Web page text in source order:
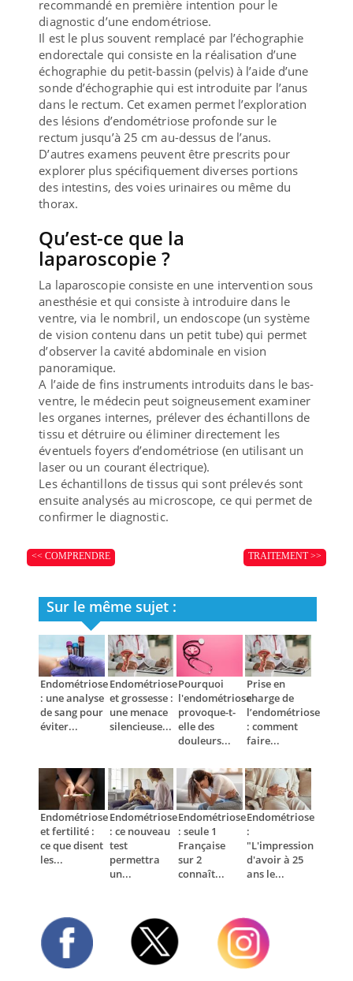
recommandé en première intention pour le
diagnostic d’une endométriose.
Il est le plus souvent remplacé par l’échographie
endorectale qui consiste en la réalisation d’une
échographie du petit-bassin (pelvis) à l’aide d’une
sonde d’échographie qui est introduite par l’anus
dans le rectum. Cet examen permet l’exploration
des lésions d’endométriose profonde sur le
rectum jusqu’à 25 cm au-dessus de l’anus.
D’autres examens peuvent être prescrits pour
explorer plus spécifiquement diverses portions
des intestins, des voies urinaires ou même du
thorax.
Qu’est-ce que la
laparoscopie ?
La laparoscopie consiste en une intervention sous
anesthésie et qui consiste à introduire dans le
ventre, via le nombril, un endoscope (un système
de vision contenu dans un petit tube) qui permet
d’observer la cavité abdominale en vision
panoramique.
A l’aide de fins instruments introduits dans le bas-
ventre, le médecin peut soigneusement examiner
les organes internes, prélever des échantillons de
tissu et détruire ou éliminer directement les
éventuels foyers d’endométriose (en utilisant un
laser ou un courant électrique).
Les échantillons de tissus qui sont prélevés sont
ensuite analysés au microscope, ce qui permet de
confirmer le diagnostic.
<< COMPRENDRE TRAITEMENT >>
Sur le même sujet :
Endométriose
: une analyse
de sang pour
éviter...
Endométriose
et grossesse :
une menace
silencieuse...
Pourquoi
l'endométriose
provoque-t-
elle des
douleurs...
Prise en
charge de
l’endométriose
: comment
faire...
Endométriose
et fertilité :
ce que disent
les...
Endométriose
: ce nouveau
test
permettra
un...
Endométriose
: seule 1
Française
sur 2
connaît...
Endométriose
:
"L'impression
d'avoir à 25
ans le...